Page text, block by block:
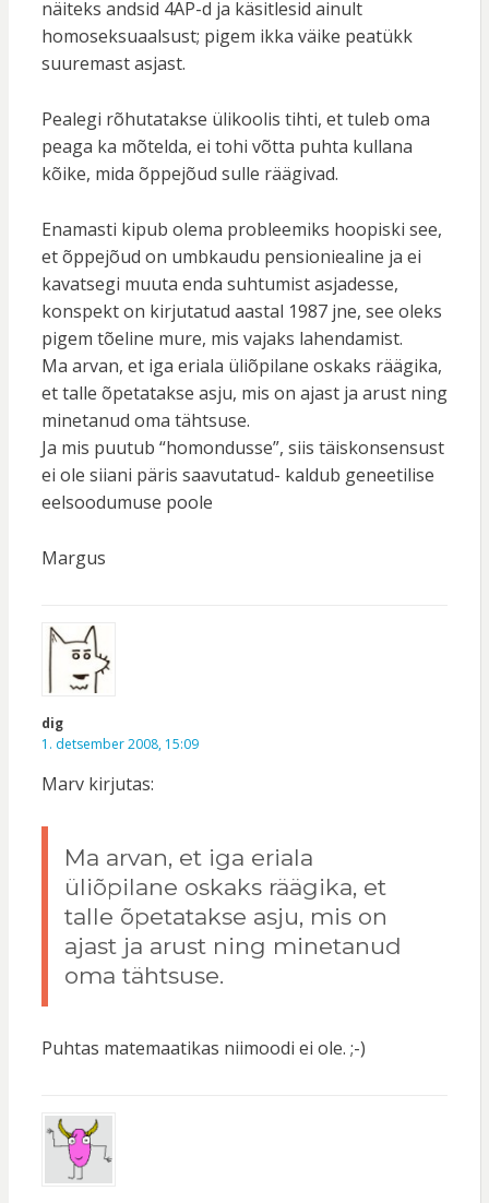
näiteks andsid 4AP-d ja käsitlesid ainult
homoseksuaalsust; pigem ikka väike peatükk
suuremast asjast.
Pealegi rõhutatakse ülikoolis tihti, et tuleb oma
peaga ka mõtelda, ei tohi võtta puhta kullana
kõike, mida õppejõud sulle räägivad.
Enamasti kipub olema probleemiks hoopiski see,
et õppejõud on umbkaudu pensioniealine ja ei
kavatsegi muuta enda suhtumist asjadesse,
konspekt on kirjutatud aastal 1987 jne, see oleks
pigem tõeline mure, mis vajaks lahendamist.
Ma arvan, et iga eriala üliõpilane oskaks räägika,
et talle õpetatakse asju, mis on ajast ja arust ning
minetanud oma tähtsuse.
Ja mis puutub “homondusse”, siis täiskonsensust
ei ole siiani päris saavutatud- kaldub geneetilise
eelsoodumuse poole
Margus
dig
1. detsember 2008, 15:09
Marv kirjutas:
Ma arvan, et iga eriala
üliõpilane oskaks räägika, et
talle õpetatakse asju, mis on
ajast ja arust ning minetanud
oma tähtsuse.
Puhtas matemaatikas niimoodi ei ole. ;-)